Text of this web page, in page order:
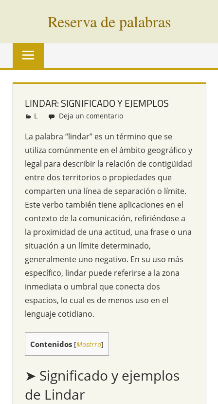
Reserva de palabras
Palabras
vías
todo
mundo
LINDAR: SIGNIFICADO Y EJEMPLOS
Redacción
L Deja un comentario
La palabra “lindar” es un término que se
utiliza comúnmente en el ámbito geográfico y
legal para describir la relación de contigüidad
entre dos territorios o propiedades que
comparten una línea de separación o límite.
Este verbo también tiene aplicaciones en el
contexto de la comunicación, refiriéndose a
la proximidad de una actitud, una frase o una
situación a un límite determinado,
generalmente uno negativo. En su uso más
específico, lindar puede referirse a la zona
inmediata o umbral que conecta dos
espacios, lo cual es de menos uso en el
lenguaje cotidiano.
Contenidos [Mostrra]
➤ Significado y ejemplos
de Lindar